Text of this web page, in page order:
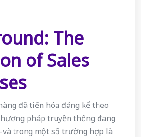
The
of Sales
đã tiến hóa đáng kể theo
pháp truyền thống đang
trong một số trường hợp là